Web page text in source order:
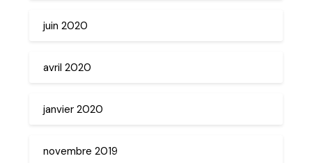
juin 2020
avril 2020
janvier 2020
novembre 2019